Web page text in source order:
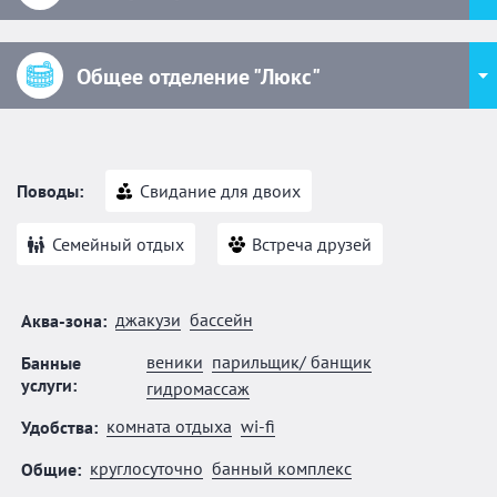
Общее отделение "Люкс"
Поводы: Свидание для двоих
Семейный отдых Встреча друзей
Аква-зона: джакузи бассейн
Банные
услуги:
веники парильщик/ банщик
гидромассаж
Удобства: комната отдыха wi-fi
Общие: круглосуточно банный комплекс